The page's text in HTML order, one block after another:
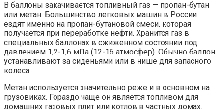
В баллоны закачивается топливный газ — пропан-бутан
или метан. Большинство легковых машин в России
ездят именно на пропан-бутановой смеси, которая
получается при переработке нефти. Хранится газ в
специальных баллонах в сжиженном состоянии под
давлением 1,2-1,6 мПа (12-16 атмосфер). Обычно баллон
устанавливают за сиденьями или в нише для запасного
колеса.
Метан используется значительно реже и в основном на
грузовиках. Гораздо чаще он является топливом для
домашних газовых плит или котлов в частных домах.